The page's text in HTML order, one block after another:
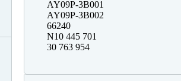
AY09P-3B001
AY09P-3B002
66240
N10 445 701
30 763 954